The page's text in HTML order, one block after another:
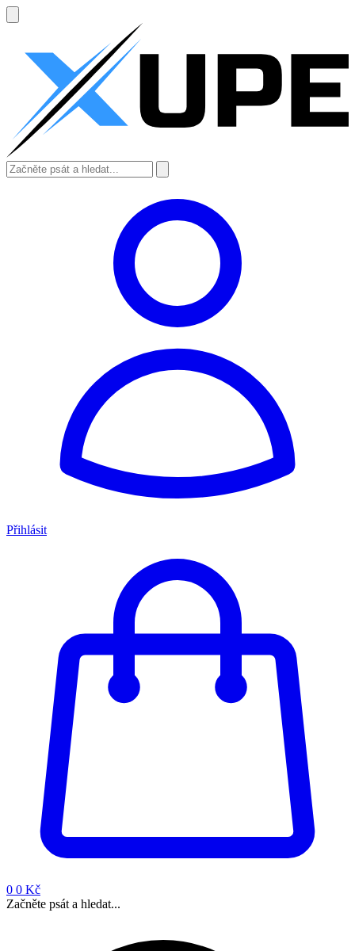
Přihlásit
0 0 Kč
Začněte psát a hledat...